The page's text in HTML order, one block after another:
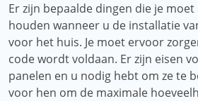
Er zijn bepaalde dingen die je
houden wanneer u de installatie
voor het huis. Je moet ervoor
code wordt voldaan. Er zijn eisen
panelen en u nodig hebt om ze te
voor hen om de maximale